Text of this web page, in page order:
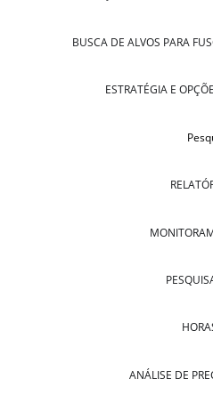
BUSCA DE ALVOS PARA
ESTRATÉGIA E
ANÁLISE DE